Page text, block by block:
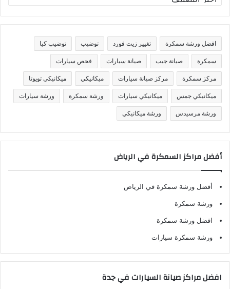
ص
ن
ف
ا
افضل ورشة سمكرة تغيير زيت فورد توضيب توضيب كيا
سمكرة صيانة جيب صيانة سيارات فحص سيارات
مركز سمكرة مركز صيانة سيارات ميكانيكي ميكانيكي تويوتا
ميكانيكي جمس ميكانيكي سيارات ورشة سمكرة ورشة سيارات
ورشة مرسيدس ورشة ميكانيكي
أفضل مراكز السمكرة في الرياض
أفضل ورشة سمكرة في الرياض
ورشة سمكرة
افضل ورشة سمكرة
ورشة سمكرة سيارات
افضل مراكز صيانة السيارات في جدة